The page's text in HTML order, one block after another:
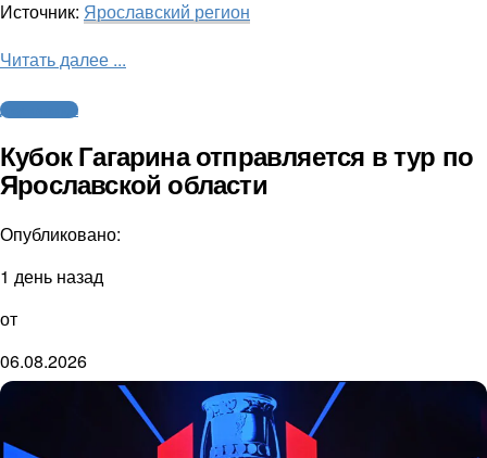
Источник: Ярославский регион
Читать далее ...
Другие виды
Кубок Гагарина отправляется в тур по
Ярославской области
Опубликовано:
1 день назад
от
06.08.2026